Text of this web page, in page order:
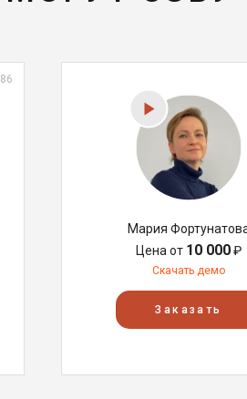
Мария
Цена от 10 000₽
Скачать демо
Заказать